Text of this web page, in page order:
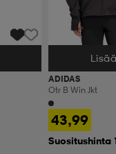
Valitse Koko
ADIDAS
Otr B Win Jkt
43,99
Suositushinta